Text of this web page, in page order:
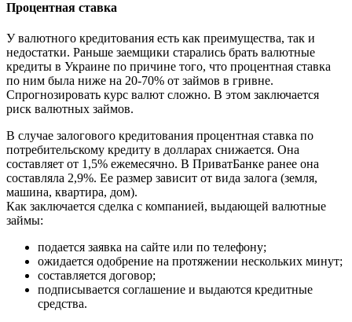
Процентная ставка
У валютного кредитования есть как преимущества, так и
недостатки. Раньше заемщики старались брать валютные
кредиты в Украине по причине того, что процентная ставка
по ним была ниже на 20-70% от займов в гривне.
Спрогнозировать курс валют сложно. В этом заключается
риск валютных займов.
В случае залогового кредитования процентная ставка по
потребительскому кредиту в долларах снижается. Она
составляет от 1,5% ежемесячно. В ПриватБанке ранее она
составляла 2,9%. Ее размер зависит от вида залога (земля,
машина, квартира, дом).
Как заключается сделка с компанией, выдающей валютные
займы:
подается заявка на сайте или по телефону;
ожидается одобрение на протяжении нескольких минут;
составляется договор;
подписывается соглашение и выдаются кредитные
средства.